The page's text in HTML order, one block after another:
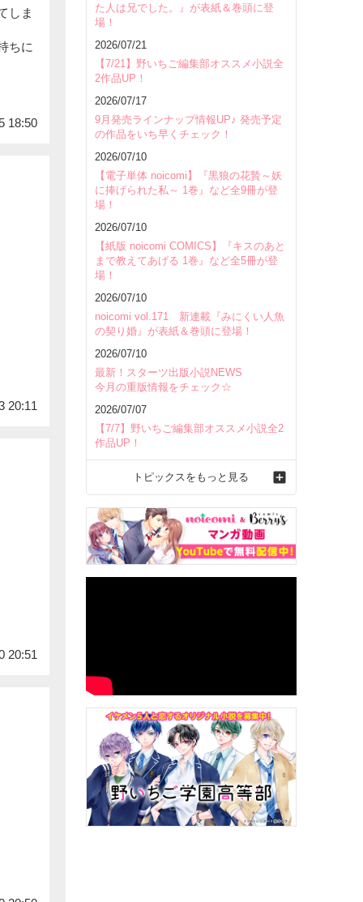
しま
ちに
18:50
20:11
20:51
た人は兄でした。』が表紙＆巻頭に登
場！
2026/07/21
【7/21】野いちご編集部オススメ小説全
2作品UP！
2026/07/17
9月発売ラインナップ情報UP♪ 発売予定
の作品をいち早くチェック！
2026/07/10
【電子単体 noicomi】『黒狼の花贄～妖
に捧げられた私～ 1巻』など全9冊が登
場！
2026/07/10
【紙版 noicomi COMICS】『キスのあと
まで教えてあげる 1巻』など全5冊が登
場！
2026/07/10
noicomi vol.171 新連載『みにくい人魚
の契り婚』が表紙＆巻頭に登場！
2026/07/10
最新！スターツ出版小説NEWS
今月の重版情報をチェック☆
2026/07/07
【7/7】野いちご編集部オススメ小説全2
作品UP！
トピックスをもっと見る